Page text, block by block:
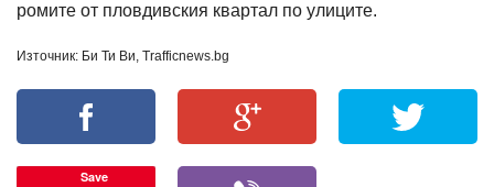
ромите от пловдивския квартал по улиците.
Източник: Би Ти Ви, Trafficnews.bg
Save